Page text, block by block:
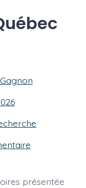
sur
[chronique]
présentée